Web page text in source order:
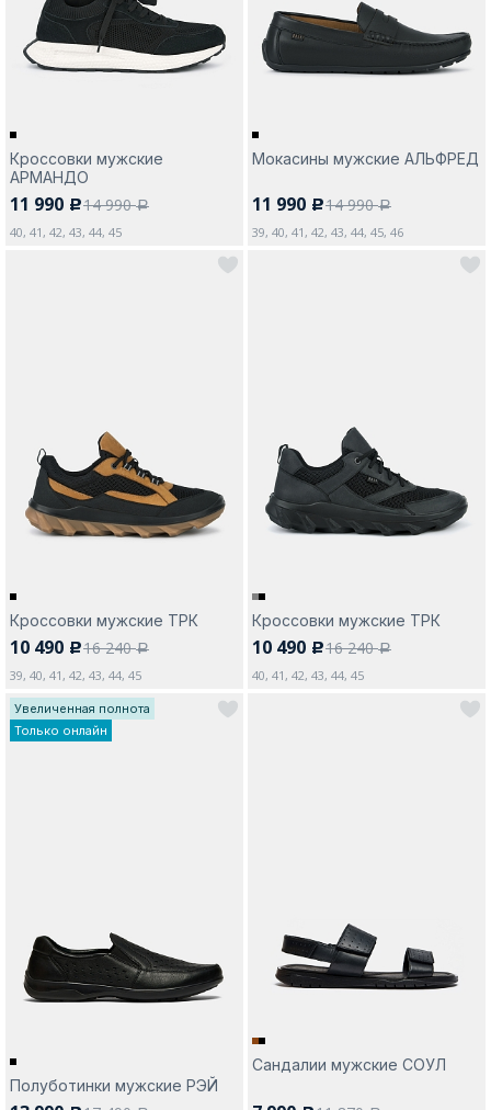
Кроссовки мужские
АРМАНДО
11 990 c14 990a
40, 41, 42, 43, 44, 45
Мокасины мужские АЛЬФРЕД
11 990 c14 990a
39, 40, 41, 42, 43, 44, 45, 46
Кроссовки мужские ТРК
10 490 c16 240a
39, 40, 41, 42, 43, 44, 45
Кроссовки мужские ТРК
10 490 c16 240a
40, 41, 42, 43, 44, 45
Увеличенная полнота
Только онлайн
Полуботинки мужские РЭЙ
Сандалии мужские СОУЛ